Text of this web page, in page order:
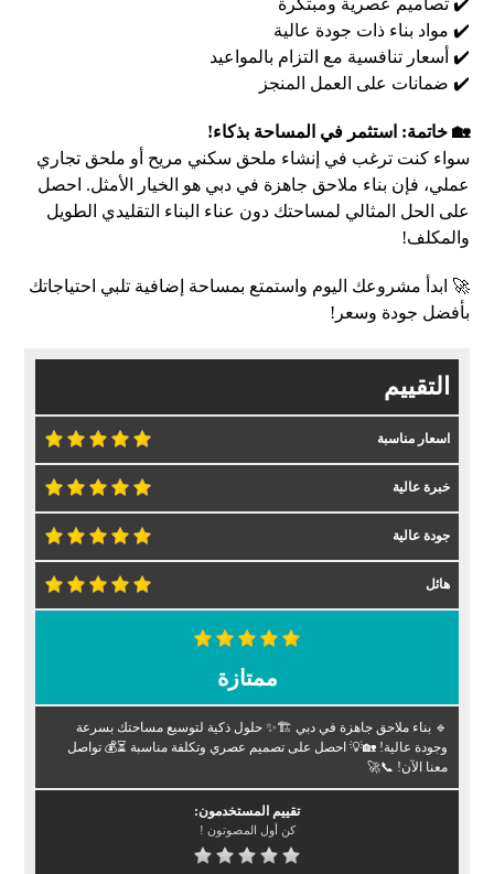
✔️ مواد بناء ذات جودة عالية
✔️ أسعار تنافسية مع التزام بالمواعيد
✔️ ضمانات على العمل المنجز
🏡 خاتمة: استثمر في المساحة بذكاء!
سواء كنت ترغب في إنشاء ملحق سكني مريح أو ملحق تجاري
عملي، فإن بناء ملاحق جاهزة في دبي هو الخيار الأمثل. احصل
على الحل المثالي لمساحتك دون عناء البناء التقليدي الطويل
والمكلف!
🚀 ابدأ مشروعك اليوم واستمتع بمساحة إضافية تلبي احتياجاتك
بأفضل جودة وسعر!
التقييم
اسعار مناسبة
خبرة عالية
جودة عالية
هائل
ممتازة
🔹 بناء ملاحق جاهزة في دبي 🏗️✨ حلول ذكية لتوسيع مساحتك بسرعة
وجودة عالية! 🏡💡 احصل على تصميم عصري وتكلفة مناسبة ⏳💰 تواصل
معنا الآن! 📞🚀
تقييم المستخدمون:
كن أول المصوتون !